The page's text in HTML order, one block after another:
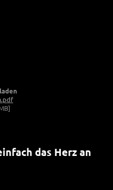
das Herz an